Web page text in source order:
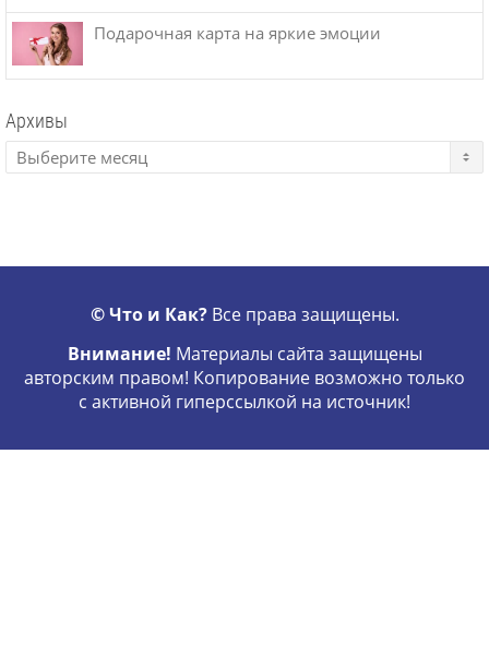
Подарочная карта на яркие эмоции
Архивы
© Что и Как?Все права защищены.
Внимание! Материалы сайта защищены
авторским правом! Копирование возможно только
с активной гиперссылкой на источник!